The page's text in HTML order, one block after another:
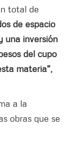
total de
de espacio
una inversión
del cupo
materia",
a la
obras que se